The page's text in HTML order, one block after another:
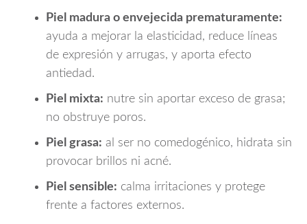
Piel madura o envejecida prematuramente:
ayuda a mejorar la elasticidad, reduce líneas
de expresión y arrugas, y aporta efecto
antiedad.
Piel mixta: nutre sin aportar exceso de grasa;
no obstruye poros.
Piel grasa: al ser no comedogénico, hidrata sin
provocar brillos ni acné.
Piel sensible: calma irritaciones y protege
frente a factores externos.